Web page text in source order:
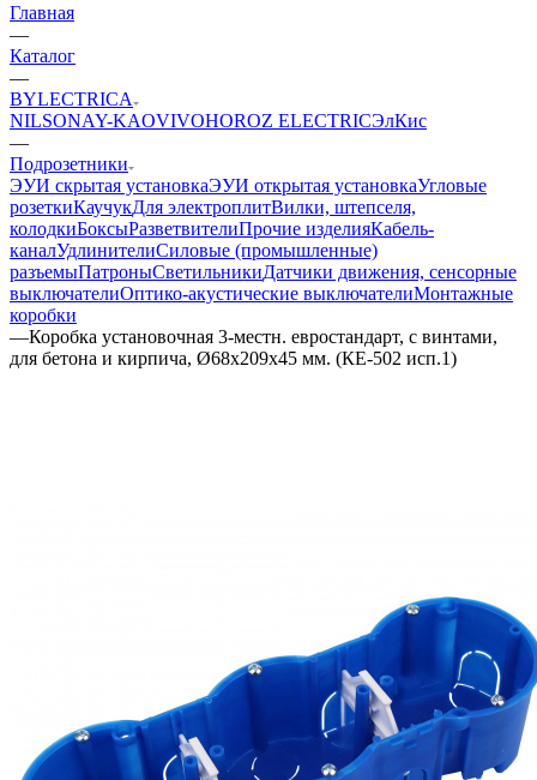
Главная
—
Каталог
—
BYLECTRICA
NILSONAY-KAOVIVOHOROZ ELECTRICЭлКис
—
Подрозетники
ЭУИ скрытая установкаЭУИ открытая установкаУгловые
розеткиКаучукДля электроплитВилки, штепселя,
колодкиБоксыРазветвителиПрочие изделияКабель-
каналУдлинителиСиловые (промышленные)
разъемыПатроныСветильникиДатчики движения, сенсорные
выключателиОптико-акустические выключателиМонтажные
коробки
—Коробка установочная 3-местн. евростандарт, с винтами,
для бетона и кирпича, Ø68х209х45 мм. (КЕ-502 исп.1)